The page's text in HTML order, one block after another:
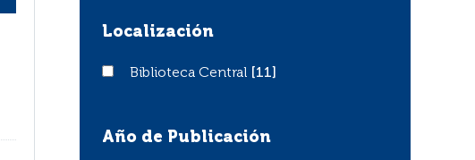
Localización
Biblioteca Central
Biblioteca Central [11]
Año de Publicación